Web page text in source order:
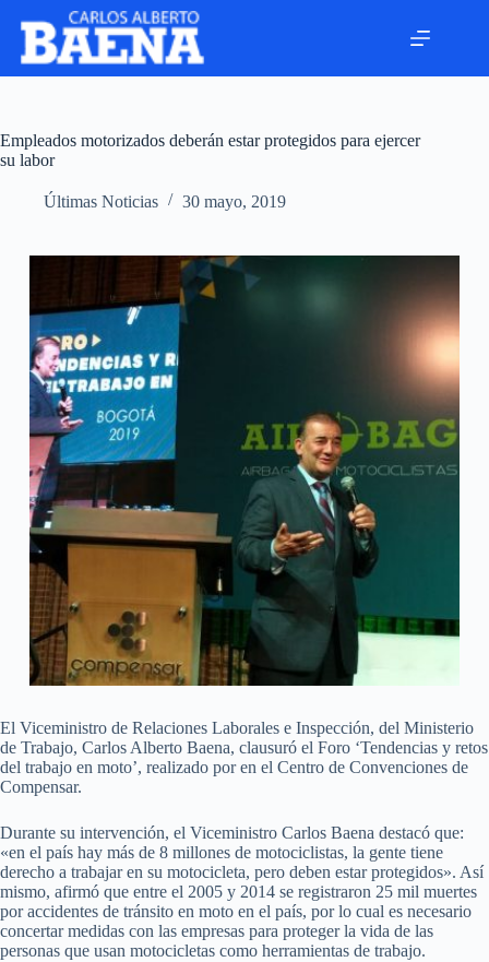
Empleados motorizados deberán estar protegidos para ejercer
su labor
Últimas Noticias 30 mayo, 2019
El Viceministro de Relaciones Laborales e Inspección, del Ministerio
de Trabajo, Carlos Alberto Baena, clausuró el Foro ‘Tendencias y retos
del trabajo en moto’, realizado por en el Centro de Convenciones de
Compensar.
Durante su intervención, el Viceministro Carlos Baena destacó que:
«en el país hay más de 8 millones de motociclistas, la gente tiene
derecho a trabajar en su motocicleta, pero deben estar protegidos». Así
mismo, afirmó que entre el 2005 y 2014 se registraron 25 mil muertes
por accidentes de tránsito en moto en el país, por lo cual es necesario
concertar medidas con las empresas para proteger la vida de las
personas que usan motocicletas como herramientas de trabajo.